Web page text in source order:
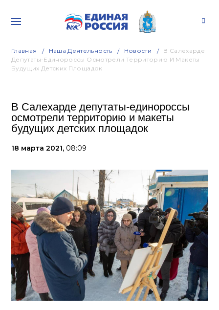
Главная Наша Деятельность Новости
В Салехарде
Депутаты-Единороссы Осмотрели Территорию И Макеты
Будущих Детских Площадок
В Салехарде депутаты-единороссы
осмотрели территорию и макеты
будущих детских площадок
18 марта 2021, 08:09